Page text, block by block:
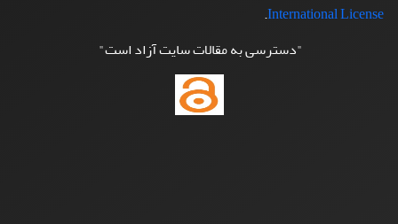
International License
.
"دسترسی به مقالات سایت آزاد است"